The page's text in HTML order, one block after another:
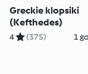
Greckie klopsiki
(Kefthedes)
4 (375) 1